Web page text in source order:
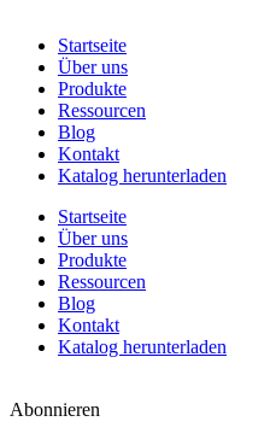
Startseite
Über uns
Produkte
Ressourcen
Blog
Kontakt
Katalog herunterladen
Startseite
Über uns
Produkte
Ressourcen
Blog
Kontakt
Katalog herunterladen
Abonnieren